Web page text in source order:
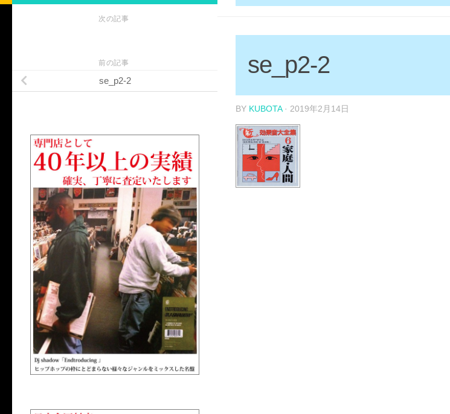
se_p2-2
BY KUBOTA · 2019年2月14日
次の記事
前の記事
se_p2-2